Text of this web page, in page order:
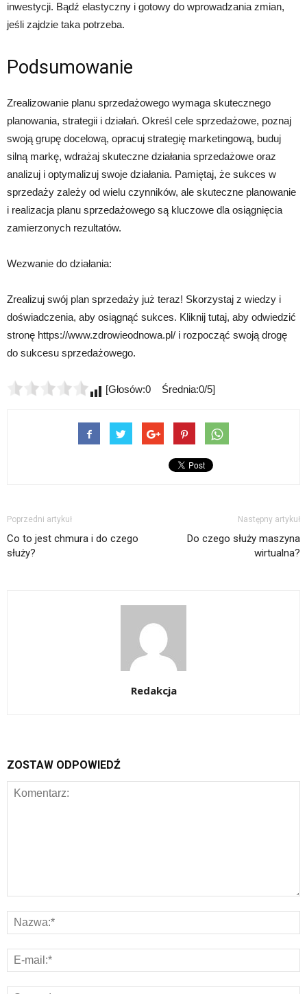
inwestycji. Bądź elastyczny i gotowy do wprowadzania zmian,
jeśli zajdzie taka potrzeba.
Podsumowanie
Zrealizowanie planu sprzedażowego wymaga skutecznego
planowania, strategii i działań. Określ cele sprzedażowe, poznaj
swoją grupę docelową, opracuj strategię marketingową, buduj
silną markę, wdrażaj skuteczne działania sprzedażowe oraz
analizuj i optymalizuj swoje działania. Pamiętaj, że sukces w
sprzedaży zależy od wielu czynników, ale skuteczne planowanie
i realizacja planu sprzedażowego są kluczowe dla osiągnięcia
zamierzonych rezultatów.
Wezwanie do działania:
Zrealizuj swój plan sprzedaży już teraz! Skorzystaj z wiedzy i
doświadczenia, aby osiągnąć sukces. Kliknij tutaj, aby odwiedzić
stronę https://www.zdrowieodnowa.pl/ i rozpocząć swoją drogę
do sukcesu sprzedażowego.
[Głosów:0 Średnia:0/5]
Poprzedni artykuł
Co to jest chmura i do czego
służy?
Następny artykuł
Do czego służy maszyna
wirtualna?
Redakcja
ZOSTAW ODPOWIEDŹ